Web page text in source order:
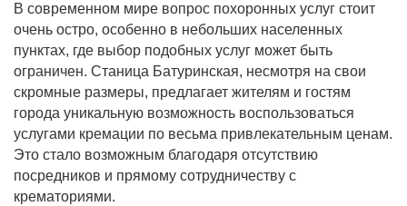
В современном мире вопрос похоронных услуг стоит
очень остро, особенно в небольших населенных
пунктах, где выбор подобных услуг может быть
ограничен. Станица Батуринская, несмотря на свои
скромные размеры, предлагает жителям и гостям
города уникальную возможность воспользоваться
услугами кремации по весьма привлекательным ценам.
Это стало возможным благодаря отсутствию
посредников и прямому сотрудничеству с
крематориями.